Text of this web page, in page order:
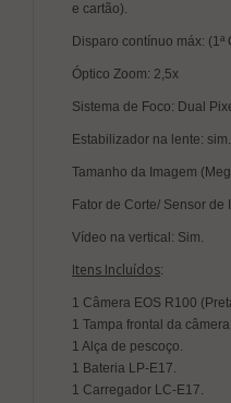
e cartão).
Disparo contínuo máx: (1ª
Óptico Zoom: 2,5x
Sistema de Foco: Dual
Estabilizador na lente:
Tamanho da Imagem
Fator de Corte/ Sensor de
Vídeo na vertical: Sim.
Itens Incluídos:
1 Câmera EOS R100
1 Tampa frontal da câmera.
1 Alça de pescoço.
1 Bateria LP-E17.
1 Carregador LC-E17.